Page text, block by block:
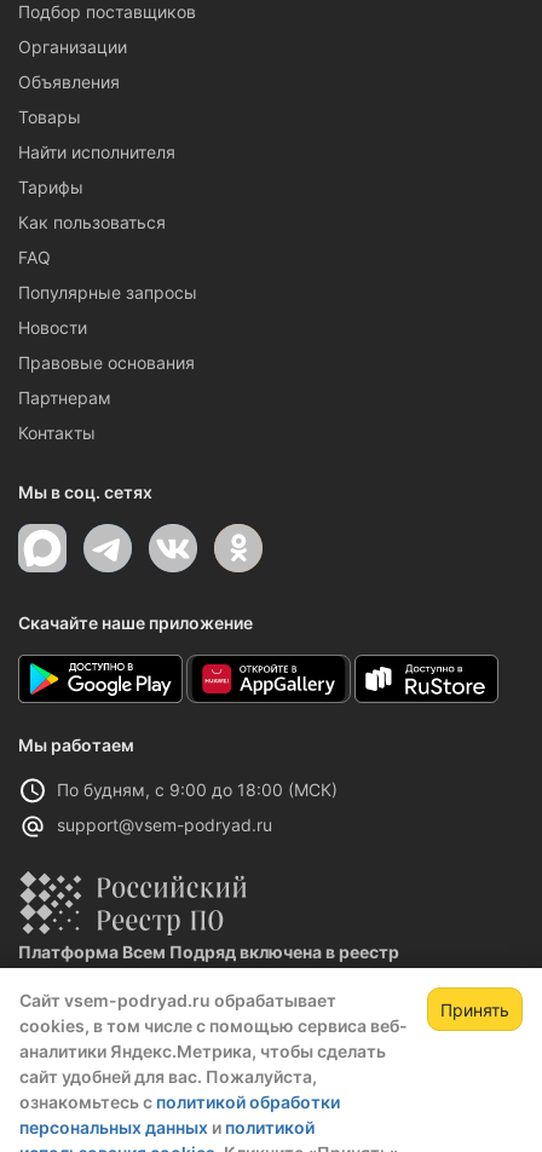
Сайт vsem-podryad.ru обрабатывает
cookies, в том числе с помощью сервиса веб-
аналитики Яндекс.Метрика, чтобы сделать
сайт удобней для вас. Пожалуйста,
ознакомьтесь с политикой обработки
персональных данных и политикой
Принять
Подбор поставщиков
Организации
Объявления
Товары
Найти исполнителя
Тарифы
Как пользоваться
FAQ
Популярные запросы
Новости
Правовые основания
Партнерам
Контакты
Мы в соц. сетях
Скачайте наше приложение
Мы работаем
По будням, с 9:00 до 18:00 (МСК)
support@vsem-podryad.ru
Платформа Всем Подряд включена в реестр
Реестровая запись №32021 от 06.02.2026
Политика конфиденциальности
О компании